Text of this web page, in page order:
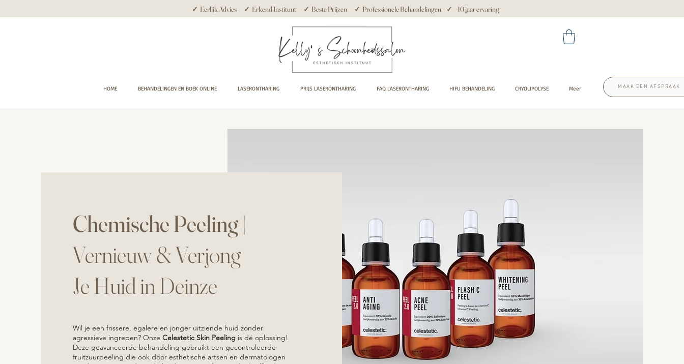
✓ Eerlijk Advies ✓ Erkend Instituut ✓ Beste Prijzen ✓ Professionele Behandelingen ✓ +10 jaar ervaring
HOME BEHANDELINGEN EN BOEK ONLINE LASERONTHARING PRIJS LASERONTHARING FAQ LASERONTHARING HIFU BEHANDELING CRYOLIPOLYSE Meer MAAK EEN AFSPRAAK
Chemische Peeling |
Vernieuw & Verjong
Je Huid in Deinze
Wil je een frissere, egalere en jonger uitziende huid zonder
agressieve ingrepen? Onze Celestetic Skin Peeling is dé oplossing!
Deze geavanceerde behandeling gebruikt een gecontroleerde
fruitzuurpeeling die ook door esthetische artsen en dermatologen